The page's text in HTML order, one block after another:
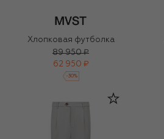
Хлопковая футболка
89 950 ₽
62 950 ₽
-30%